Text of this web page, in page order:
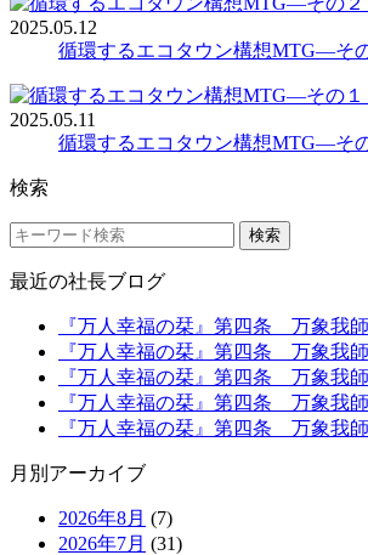
2025.05.12
循環するエコタウン構想MTG―そ
2025.05.11
循環するエコタウン構想MTG―そ
検索
検索
最近の社長ブログ
『万人幸福の栞』第四条 万象我
『万人幸福の栞』第四条 万象我
『万人幸福の栞』第四条 万象我
『万人幸福の栞』第四条 万象我
『万人幸福の栞』第四条 万象我
月別アーカイブ
2026年8月 (7)
2026年7月 (31)